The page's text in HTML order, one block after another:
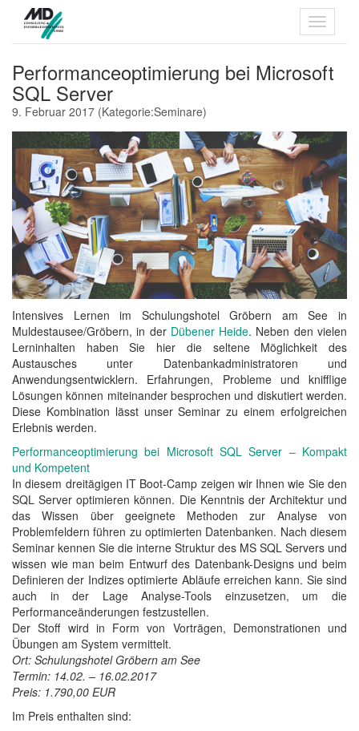
Performanceoptimierung bei Microsoft
SQL Server
9. Februar 2017 (Kategorie:Seminare)
Intensives Lernen im Schulungshotel Gröbern am See in
Muldestausee/Gröbern, in der Dübener Heide. Neben den vielen
Lerninhalten haben Sie hier die seltene Möglichkeit des
Austausches unter Datenbankadministratoren und
Anwendungsentwicklern. Erfahrungen, Probleme und knifflige
Lösungen können miteinander besprochen und diskutiert werden.
Diese Kombination lässt unser Seminar zu einem erfolgreichen
Erlebnis werden.
Performanceoptimierung bei Microsoft SQL Server – Kompakt
und Kompetent
In diesem dreitägigen IT Boot-Camp zeigen wir Ihnen wie Sie den
SQL Server optimieren können. Die Kenntnis der Architektur und
das Wissen über geeignete Methoden zur Analyse von
Problemfeldern führen zu optimierten Datenbanken. Nach diesem
Seminar kennen Sie die interne Struktur des MS SQL Servers und
wissen wie man beim Entwurf des Datenbank-Designs und beim
Definieren der Indizes optimierte Abläufe erreichen kann. Sie sind
auch in der Lage Analyse-Tools einzusetzen, um die
Performanceänderungen festzustellen.
Der Stoff wird in Form von Vorträgen, Demonstrationen und
Übungen am System vermittelt.
Ort: Schulungshotel Gröbern am See
Termin: 14.02. – 16.02.2017
Preis: 1.790,00 EUR
Im Preis enthalten sind: